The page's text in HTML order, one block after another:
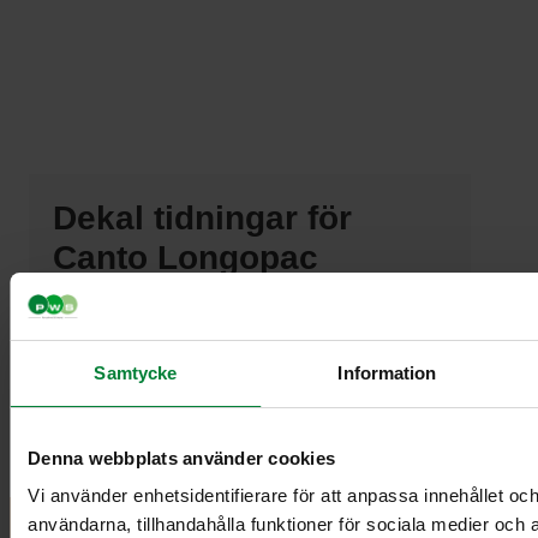
Samtycke Information
Denna webbplats använder cookies
Vi använder enhetsidentifierare för att anpassa innehållet
användarna, tillhandahålla funktioner för sociala medier och
Dekal tidningar för
Canto Longopac
Artikelnummer 968916.1
Innermått 190 x 240
Yttermått 250 x 350